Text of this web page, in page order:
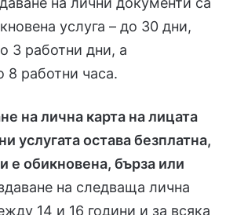
услуга – до 30 дни,
3 работни дни, а
8 работни часа.
на лична карта на лицата
услугата остава безплатна,
е обикновена, бърза или
на следваща лична
14 и 16 години и за всяка